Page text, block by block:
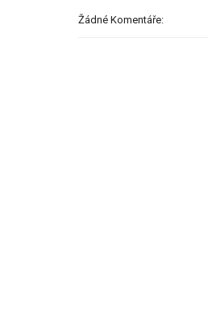
Žádné Komentáře: